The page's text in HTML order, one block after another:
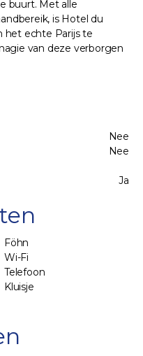
buurt. Met alle
is Hotel du
het echte Parijs te
van deze verborgen
Nee
Nee
Ja
Föhn
Wi-Fi
Telefoon
Kluisje